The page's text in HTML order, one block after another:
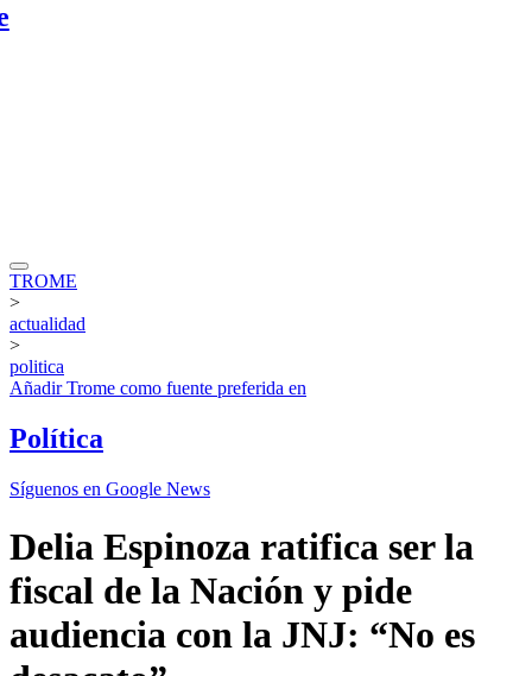
TROME
>
actualidad
>
politica
AñadirTrome como fuente preferida en
Política
Síguenos en Google News
Delia Espinoza ratifica ser la
fiscal de la Nación y pide
audiencia con la JNJ: “No es